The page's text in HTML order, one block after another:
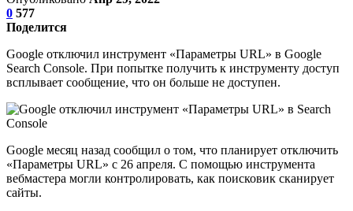
0 577
Поделится
Google отключил инструмент «Параметры URL» в Google
Search Console. При попытке получить к инструменту доступ
всплывает сообщение, что он больше не доступен.
Google месяц назад сообщил о том, что планирует отключить
«Параметры URL» с 26 апреля. С помощью инструмента
вебмастера могли контролировать, как поисковик сканирует
сайты.